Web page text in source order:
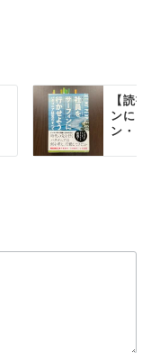
【読
ンに
ン・